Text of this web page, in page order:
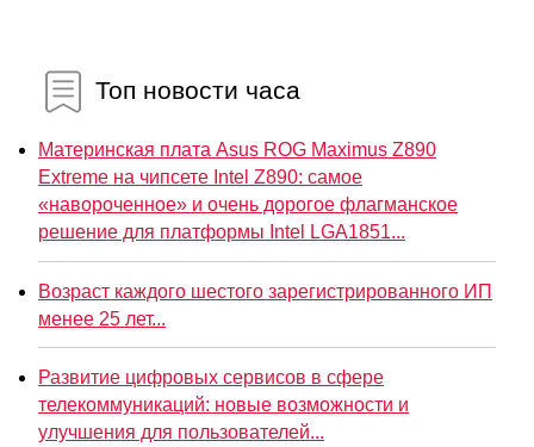
Топ новости часа
Материнская плата Asus ROG Maximus Z890
Extreme на чипсете Intel Z890: самое
«навороченное» и очень дорогое флагманское
решение для платформы Intel LGA1851...
Возраст каждого шестого зарегистрированного ИП
менее 25 лет...
Развитие цифровых сервисов в сфере
телекоммуникаций: новые возможности и
улучшения для пользователей...